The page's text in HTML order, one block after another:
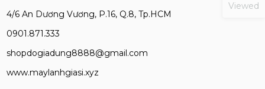
4/6 An Dương Vương, P.16, Q.8, Tp.HCM
0901.871.333
shopdogiadung8888@gmail.com
www.maylanhgiasi.xyz
Viewed